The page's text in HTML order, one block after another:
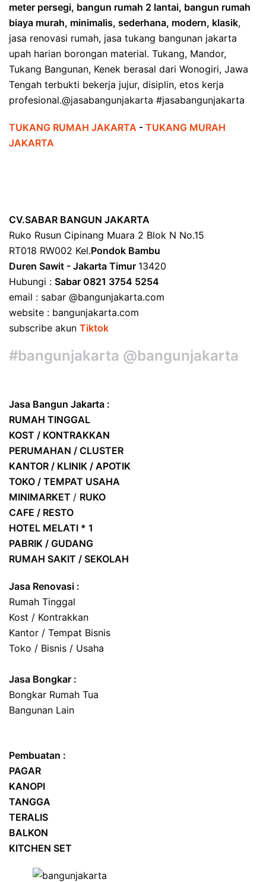
meter persegi, bangun rumah 2 lantai, bangun rumah
biaya murah, minimalis, sederhana, modern, klasik,
jasa renovasi rumah, jasa tukang bangunan jakarta
upah harian borongan material. Tukang, Mandor,
Tukang Bangunan, Kenek berasal dari Wonogiri, Jawa
Tengah terbukti bekerja jujur, disiplin, etos kerja
profesional.@jasabangunjakarta #jasabangunjakarta
TUKANG RUMAH JAKARTA - TUKANG MURAH
JAKARTA
CV.SABAR BANGUN JAKARTA
Ruko Rusun Cipinang Muara 2 Blok N No.15
RT018 RW002 Kel.Pondok Bambu
Duren Sawit - Jakarta Timur 13420
Hubungi : Sabar 0821 3754 5254
email : sabar @bangunjakarta.com
website : bangunjakarta.com
subscribe akun Tiktok
#bangunjakarta @bangunjakarta
Jasa Bangun Jakarta :
RUMAH TINGGAL
KOST / KONTRAKKAN
PERUMAHAN / CLUSTER
KANTOR / KLINIK / APOTIK
TOKO / TEMPAT USAHA
MINIMARKET / RUKO
CAFE / RESTO
HOTEL MELATI * 1
PABRIK / GUDANG
RUMAH SAKIT / SEKOLAH
Jasa Renovasi :
Rumah Tinggal
Kost / Kontrakkan
Kantor / Tempat Bisnis
Toko / Bisnis / Usaha
Jasa Bongkar :
Bongkar Rumah Tua
Bangunan Lain
Pembuatan :
PAGAR
KANOPI
TANGGA
TERALIS
BALKON
KITCHEN SET